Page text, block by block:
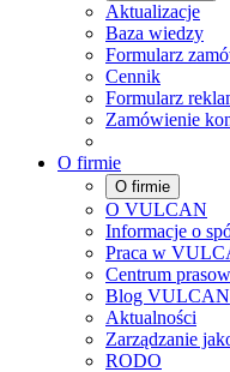
Aktualizacje
Baza wiedzy
Formularz
Cennik
Formularz
Zamówienie
O firmie
O firmie
O VULCAN
Informacje o
Praca w
Centrum
Blog VULCAN
Aktualności
Zarządzanie
RODO